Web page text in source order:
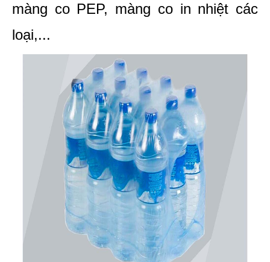
màng co PEP, màng co in nhiệt các
loại,...